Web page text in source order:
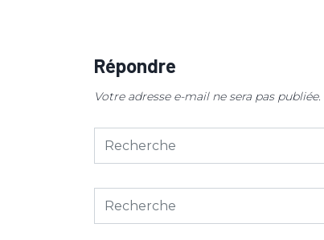
Répondre
Votre adresse e-mail ne sera pas publiée.